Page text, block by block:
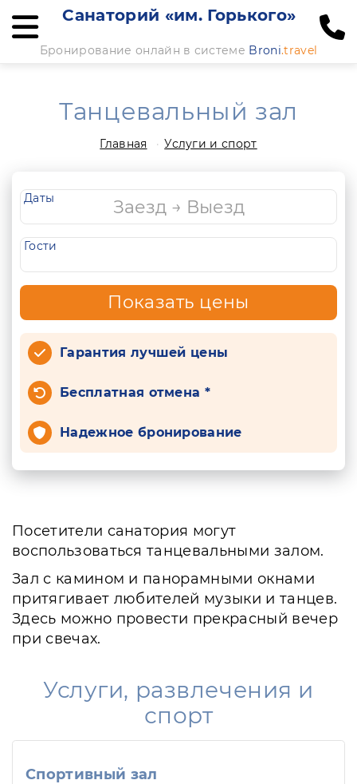
Санаторий «им. Горького»
Бронирование онлайн в системе Broni.travel
Танцевальный зал
Главная Услуги и спорт
Даты
Гости
Показать цены
Гарантия лучшей цены
Бесплатная отмена *
Надежное бронирование
Посетители санатория могут
воспользоваться танцевальными залом.
Зал с камином и панорамными окнами
притягивает любителей музыки и танцев.
Здесь можно провести прекрасный вечер
при свечах.
Услуги, развлечения и
спорт
Спортивный зал